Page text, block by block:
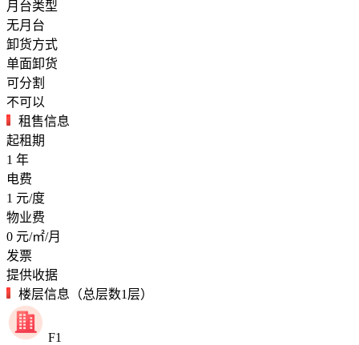
月台类型
无月台
卸货方式
单面卸货
可分割
不可以
租售信息
起租期
1 年
电费
1 元/度
物业费
0 元/㎡/月
发票
提供收据
楼层信息（总层数1层）
F1